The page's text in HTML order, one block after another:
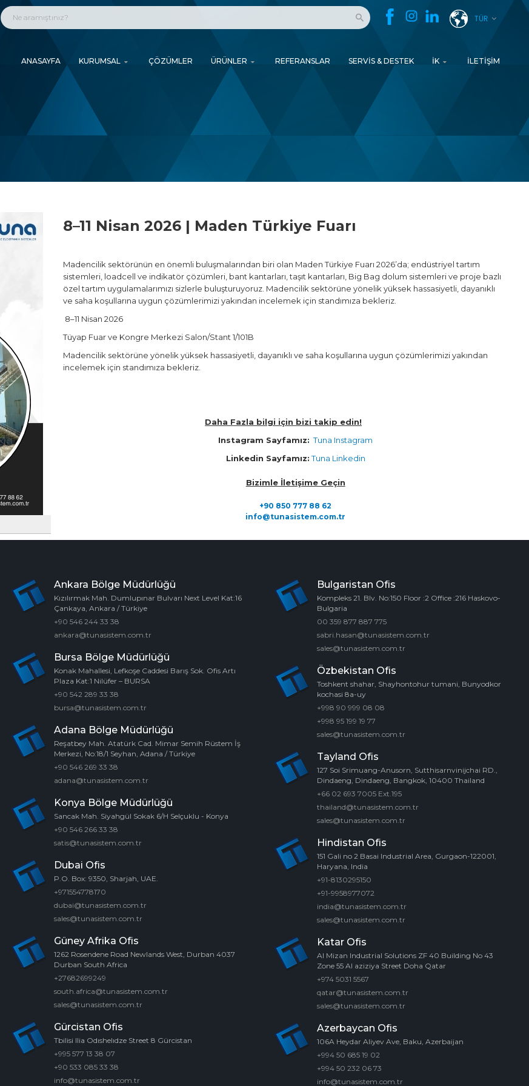
TÜR
ANASAYFA KURUMSAL ÇÖZÜMLER ÜRÜNLER REFERANSLAR SERVIS & DESTEK İK İLETIŞIM
8–11 Nisan 2026 | Maden Türkiye Fuarı
Madencilik sektörünün en önemli buluşmalarından biri olan Maden Türkiye Fuarı 2026’da; endüstriyel tartım
sistemleri, loadcell ve indikatör çözümleri, bant kantarları, taşıt kantarları, Big Bag dolum sistemleri ve proje bazlı
özel tartım uygulamalarımızı sizlerle buluşturuyoruz. Madencilik sektörüne yönelik yüksek hassasiyetli, dayanıklı
ve saha koşullarına uygun çözümlerimizi yakından incelemek için standımıza bekleriz.
8–11 Nisan 2026
Tüyap Fuar ve Kongre Merkezi Salon/Stant 1/101B
Madencilik sektörüne yönelik yüksek hassasiyetli, dayanıklı ve saha koşullarına uygun çözümlerimizi yakından
incelemek için standımıza bekleriz.
Daha Fazla bilgi için bizi takip edin!
Instagram Sayfamız: Tuna Instagram
Linkedin Sayfamız: Tuna Linkedin
Bizimle İletişime Geçin
+90 850 777 88 62
info@tunasistem.com.tr
Ankara Bölge Müdürlüğü
Kızılırmak Mah. Dumlupınar Bulvarı Next Level Kat:16
Çankaya, Ankara / Türkiye
+90 546 244 33 38
ankara@tunasistem.com.tr
Bursa Bölge Müdürlüğü
Konak Mahallesi, Lefkoşe Caddesi Barış Sok. Ofis Artı
Plaza Kat:1 Nilüfer – BURSA
+90 542 289 33 38
bursa@tunasistem.com.tr
Adana Bölge Müdürlüğü
Reşatbey Mah. Atatürk Cad. Mimar Semih Rüstem İş
Merkezi, No:18/1 Seyhan, Adana / Türkiye
+90 546 269 33 38
adana@tunasistem.com.tr
Konya Bölge Müdürlüğü
Sancak Mah. Siyahgül Sokak 6/H Selçuklu - Konya
+90 546 266 33 38
satis@tunasistem.com.tr
Dubai Ofis
P.O. Box: 9350, Sharjah, UAE.
+971554778170
dubai@tunasistem.com.tr
sales@tunasistem.com.tr
Güney Afrika Ofis
1262 Rosendene Road Newlands West, Durban 4037
Durban South Africa
+27682699249
south.africa@tunasistem.com.tr
sales@tunasistem.com.tr
Gürcistan Ofis
Tbilisi Ilia Odıshelıdze Street 8 Gürcistan
+995 577 13 38 07
+90 533 085 33 38
info@tunasistem.com.tr
Bulgaristan Ofis
Kompleks 21. Blv. No:150 Floor :2 Office :216 Haskovo-
Bulgaria
00 359 877 887 775
sabri.hasan@tunasistem.com.tr
sales@tunasistem.com.tr
Özbekistan Ofis
Toshkent shahar, Shayhontohur tumani, Bunyodkor
kochasi 8a-uy
+998 90 999 08 08
+998 95 199 19 77
sales@tunasistem.com.tr
Tayland Ofis
127 Soi Srimuang-Anusorn, Sutthisarnvinijchai RD.,
Dindaeng, Dindaeng, Bangkok, 10400 Thailand
+66 02 693 7005 Ext.195
thailand@tunasistem.com.tr
sales@tunasistem.com.tr
Hindistan Ofis
151 Gali no 2 Basai Industrial Area, Gurgaon-122001,
Haryana, India
+91-8130295150
+91-9958977072
india@tunasistem.com.tr
sales@tunasistem.com.tr
Katar Ofis
Al Mizan Industrial Solutions ZF 40 Building No 43
Zone 55 Al aziziya Street Doha Qatar
+974 5031 5567
qatar@tunasistem.com.tr
sales@tunasistem.com.tr
Azerbaycan Ofis
106A Heydar Aliyev Ave, Baku, Azerbaijan
+994 50 685 19 02
+994 50 232 06 73
info@tunasistem.com.tr